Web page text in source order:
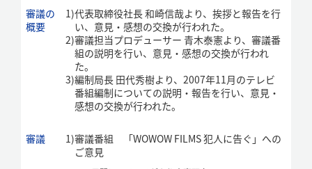
審議の
概要
1)代表取締役社長 和崎信哉より、挨拶と報告を行
い、意見・感想の交換が行われた。
2)審議担当プロデューサー 青木泰憲より、審議番
組の説明を行い、意見・感想の交換が行われ
た。
3)編制局長 田代秀樹より、2007年11月のテレビ
番組編制についての説明・報告を行い、意見・
感想の交換が行われた。
審議 1)審議番組 「WOWOW FILMS 犯人に告ぐ」への
ご意見